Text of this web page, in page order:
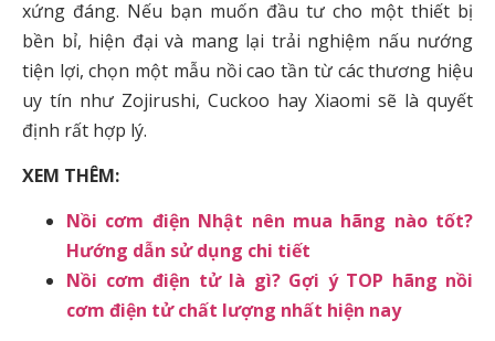
xứng đáng. Nếu bạn muốn đầu tư cho một thiết bị
bền bỉ, hiện đại và mang lại trải nghiệm nấu nướng
tiện lợi, chọn một mẫu nồi cao tần từ các thương hiệu
uy tín như Zojirushi, Cuckoo hay Xiaomi sẽ là quyết
định rất hợp lý.
XEM THÊM:
Nồi cơm điện Nhật nên mua hãng nào tốt?
Hướng dẫn sử dụng chi tiết
Nồi cơm điện tử là gì? Gợi ý TOP hãng nồi
cơm điện tử chất lượng nhất hiện nay